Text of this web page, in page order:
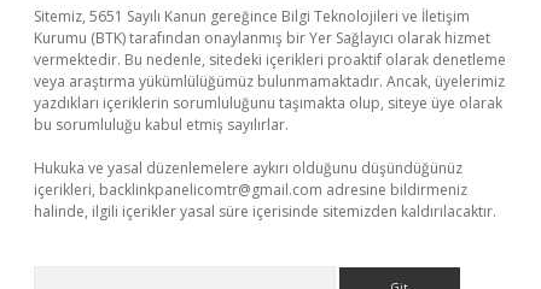
Sitemiz, 5651 Sayılı Kanun gereğince Bilgi Teknolojileri ve İletişim
Kurumu (BTK) tarafından onaylanmış bir Yer Sağlayıcı olarak hizmet
vermektedir. Bu nedenle, sitedeki içerikleri proaktif olarak denetleme
veya araştırma yükümlülüğümüz bulunmamaktadır. Ancak, üyelerimiz
yazdıkları içeriklerin sorumluluğunu taşımakta olup, siteye üye olarak
bu sorumluluğu kabul etmiş sayılırlar.
Hukuka ve yasal düzenlemelere aykırı olduğunu düşündüğünüz
içerikleri, backlinkpanelicomtr@gmail.com adresine bildirmeniz
halinde, ilgili içerikler yasal süre içerisinde sitemizden kaldırılacaktır.